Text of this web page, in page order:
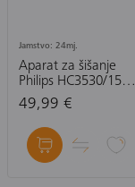
Jamstvo: 24mj.
Aparat za šišanje
Philips HC3530/15
Hairclipper series
3000
49,99 €